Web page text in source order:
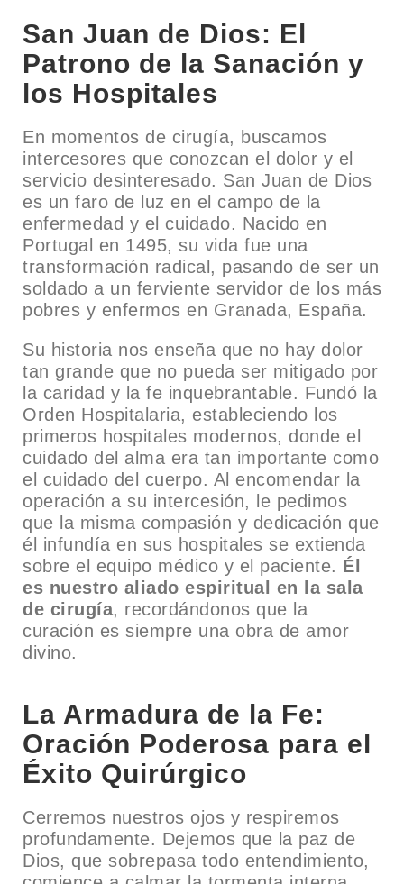
San Juan de Dios: El
Patrono de la Sanación y
los Hospitales
En momentos de cirugía, buscamos
intercesores que conozcan el dolor y el
servicio desinteresado. San Juan de Dios
es un faro de luz en el campo de la
enfermedad y el cuidado. Nacido en
Portugal en 1495, su vida fue una
transformación radical, pasando de ser un
soldado a un ferviente servidor de los más
pobres y enfermos en Granada, España.
Su historia nos enseña que no hay dolor
tan grande que no pueda ser mitigado por
la caridad y la fe inquebrantable. Fundó la
Orden Hospitalaria, estableciendo los
primeros hospitales modernos, donde el
cuidado del alma era tan importante como
el cuidado del cuerpo. Al encomendar la
operación a su intercesión, le pedimos
que la misma compasión y dedicación que
él infundía en sus hospitales se extienda
sobre el equipo médico y el paciente. Él
es nuestro aliado espiritual en la sala
de cirugía, recordándonos que la
curación es siempre una obra de amor
divino.
La Armadura de la Fe:
Oración Poderosa para el
Éxito Quirúrgico
Cerremos nuestros ojos y respiremos
profundamente. Dejemos que la paz de
Dios, que sobrepasa todo entendimiento,